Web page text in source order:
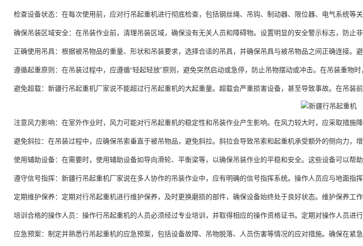
检查设备状态：在每次使用前，应对行吊起重机进行彻底检查，包括钢丝绳、吊钩、制动器、限位器、电气系统等
确保吊装区域安全：在吊装作业前，清理吊装区域，确保没有无关人员和障碍物。设置明显的安全警示标志，防止非
正确使用吊具：根据被吊物品的重量、形状和吊装要求，选择合适的吊具，并确保吊具与被吊物品之间正确连接。
遵循起重原则：在吊装过程中，应遵循“轻起轻放”原则，避免突然启动或急停，防止吊物摆动或冲击。在吊装重物
避免超载： 新疆行吊起重机厂家说不能超过行吊起重机的大起重量。超载会严重损害设备，甚至导致事故。在吊装
注意风力影响：在室外作业时，风力可能对行吊起重机的稳定性和吊装作业产生影响。在风力较大时，应采取措施
避免斜拉：在吊装过程中，应确保吊索垂直于被吊物品，避免斜拉。斜拉会导致吊索和起重机承受额外的侧向力，增
使用辅助设备：在需要时，使用辅助设备如导向滑轮、平衡梁等，以确保吊装作业的平稳和安全。这些设备可以帮
遵守信号指挥： 新疆行吊起重机厂家说在多人协作的吊装作业中，应有明确的信号指挥系统。操作人员应与地面指
定期维护保养：定期对行吊起重机进行维护保养，及时更换磨损的部件，确保设备始终处于良好状态。维护保养工作
培训合格的操作人员：操作行吊起重机的人员必须经过专业培训，并取得相应的操作资格证书。定期对操作人员进
应急预案：制定并熟悉行吊起重机的应急预案，包括设备故障、吊物脱落、人员伤害等情况的应对措施。确保在紧